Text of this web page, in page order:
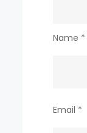
Name *
Email *